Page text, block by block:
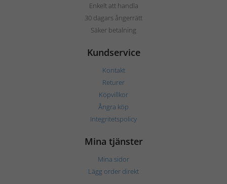
Enkelt att handla
30 dagars ångerrätt
Säker betalning
Kundservice
Kontakt
Returer
Köpvillkor
Ångra köp
Integritetspolicy
Mina tjänster
Mina sidor
Lägg order direkt